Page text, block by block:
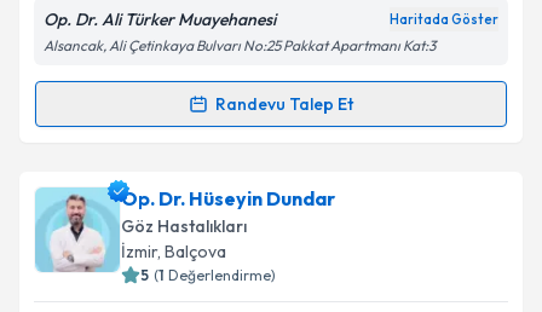
Kişisel verilerimin işlenmesine ilişkin
Metni'ni okudum ve kişisel verilerimin belirtilen
Takvim Talebini Gönder
Op. Dr. Ali Türker Muayehanesi Haritada Göster
Alsancak, Ali Çetinkaya Bulvarı No:25 Pakkat Apartmanı Kat:3
Randevu Talep Et
Randevu Takvimi Talebi
Op. Dr. Ali Türkeriçin randevu takvimi talebi
oluşturun. Size bu uzmandan randevu almanız için bir
takvim hazırlandığında e-posta ile bilgilendireceğiz.
Op. Dr. Hüseyin Dundar
Göz Hastalıkları
İzmir, Balçova
5 (1 Değerlendirme)